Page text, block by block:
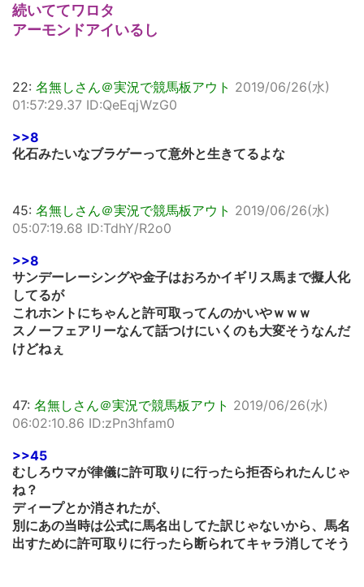
続いててワロタ
アーモンドアイいるし
22: 名無しさん＠実況で競馬板アウト 2019/06/26(水)
01:57:29.37 ID:QeEqjWzG0
>>8
化石みたいなブラゲーって意外と生きてるよな
45: 名無しさん＠実況で競馬板アウト 2019/06/26(水)
05:07:19.68 ID:TdhY/R2o0
>>8
サンデーレーシングや金子はおろかイギリス馬まで擬人化
してるが
これホントにちゃんと許可取ってんのかいやｗｗｗ
スノーフェアリーなんて話つけにいくのも大変そうなんだ
けどねぇ
47: 名無しさん＠実況で競馬板アウト 2019/06/26(水)
06:02:10.86 ID:zPn3hfam0
>>45
むしろウマが律儀に許可取りに行ったら拒否られたんじゃ
ね？
ディープとか消されたが、
別にあの当時は公式に馬名出してた訳じゃないから、馬名
出すために許可取りに行ったら断られてキャラ消してそう